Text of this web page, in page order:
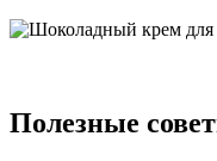
Полезные